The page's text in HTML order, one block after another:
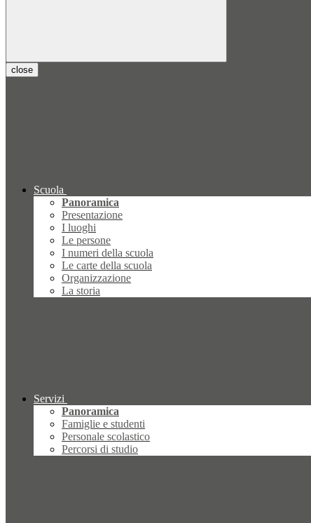
close
Scuola
Panoramica
Presentazione
I luoghi
Le persone
I numeri della scuola
Le carte della scuola
Organizzazione
La storia
Servizi
Panoramica
Famiglie e studenti
Personale scolastico
Percorsi di studio